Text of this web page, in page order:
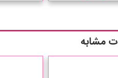
مشابه